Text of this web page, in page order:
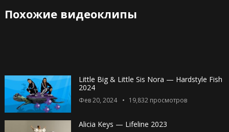
Похожие видеоклипы
Little Big & Little Sis Nora — Hardstyle Fish
2024
Фев 20, 2024 19,832просмотров
Alicia Keys — Lifeline 2023